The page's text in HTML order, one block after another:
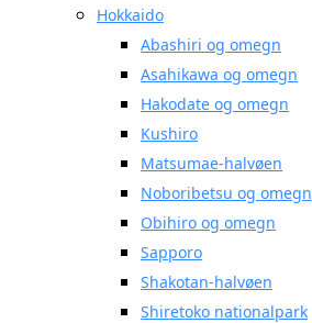
Hokkaido
Abashiri og omegn
Asahikawa og omegn
Hakodate og omegn
Kushiro
Matsumae-halvøen
Noboribetsu og omegn
Obihiro og omegn
Sapporo
Shakotan-halvøen
Shiretoko nationalpark